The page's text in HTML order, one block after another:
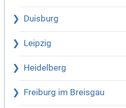
Duisburg
Leipzig
Heidelberg
Freiburg im Breisgau